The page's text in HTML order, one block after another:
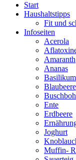
Start
Haushaltstipps
Fit und
Infoseiten
Acerola
Amaranth
Ananas
Blaubeere
Ente
Erdbeere
Joghurt
Muffin-